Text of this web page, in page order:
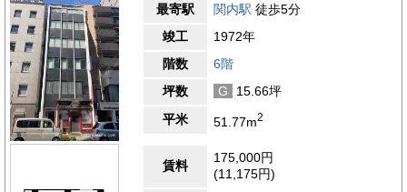
最寄駅 関内駅 徒歩5分
竣工
1972年
階数
6階
坪数
G
15.66坪
平米
51.77m2
賃料
175,000円
(11,175円)